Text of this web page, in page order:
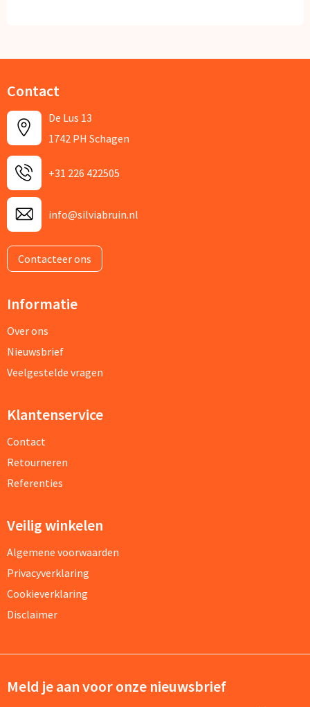
Contact
De Lus 13
1742 PH Schagen
+31 226 422505
info@silviabruin.nl
Contacteer ons
Informatie
Over ons
Nieuwsbrief
Veelgestelde vragen
Klantenservice
Contact
Retourneren
Referenties
Veilig winkelen
Algemene voorwaarden
Privacyverklaring
Cookieverklaring
Disclaimer
Meld je aan voor onze nieuwsbrief